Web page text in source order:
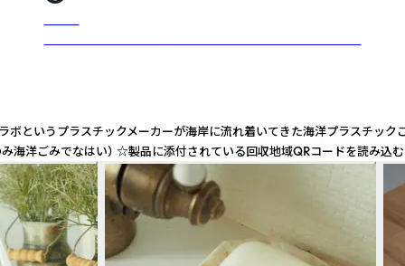
いうプラスチックメーカーが海岸に流れ着いてきた海洋プラス
みでなはい） ☆製品に添付されている回収地域QRコードを読み